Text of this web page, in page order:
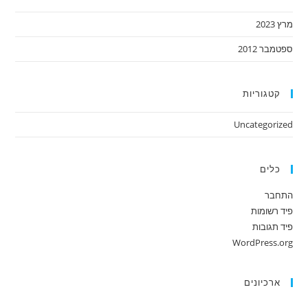
מרץ 2023
ספטמבר 2012
קטגוריות
Uncategorized
כלים
התחבר
פיד רשומות
פיד תגובות
WordPress.org
ארכיונים